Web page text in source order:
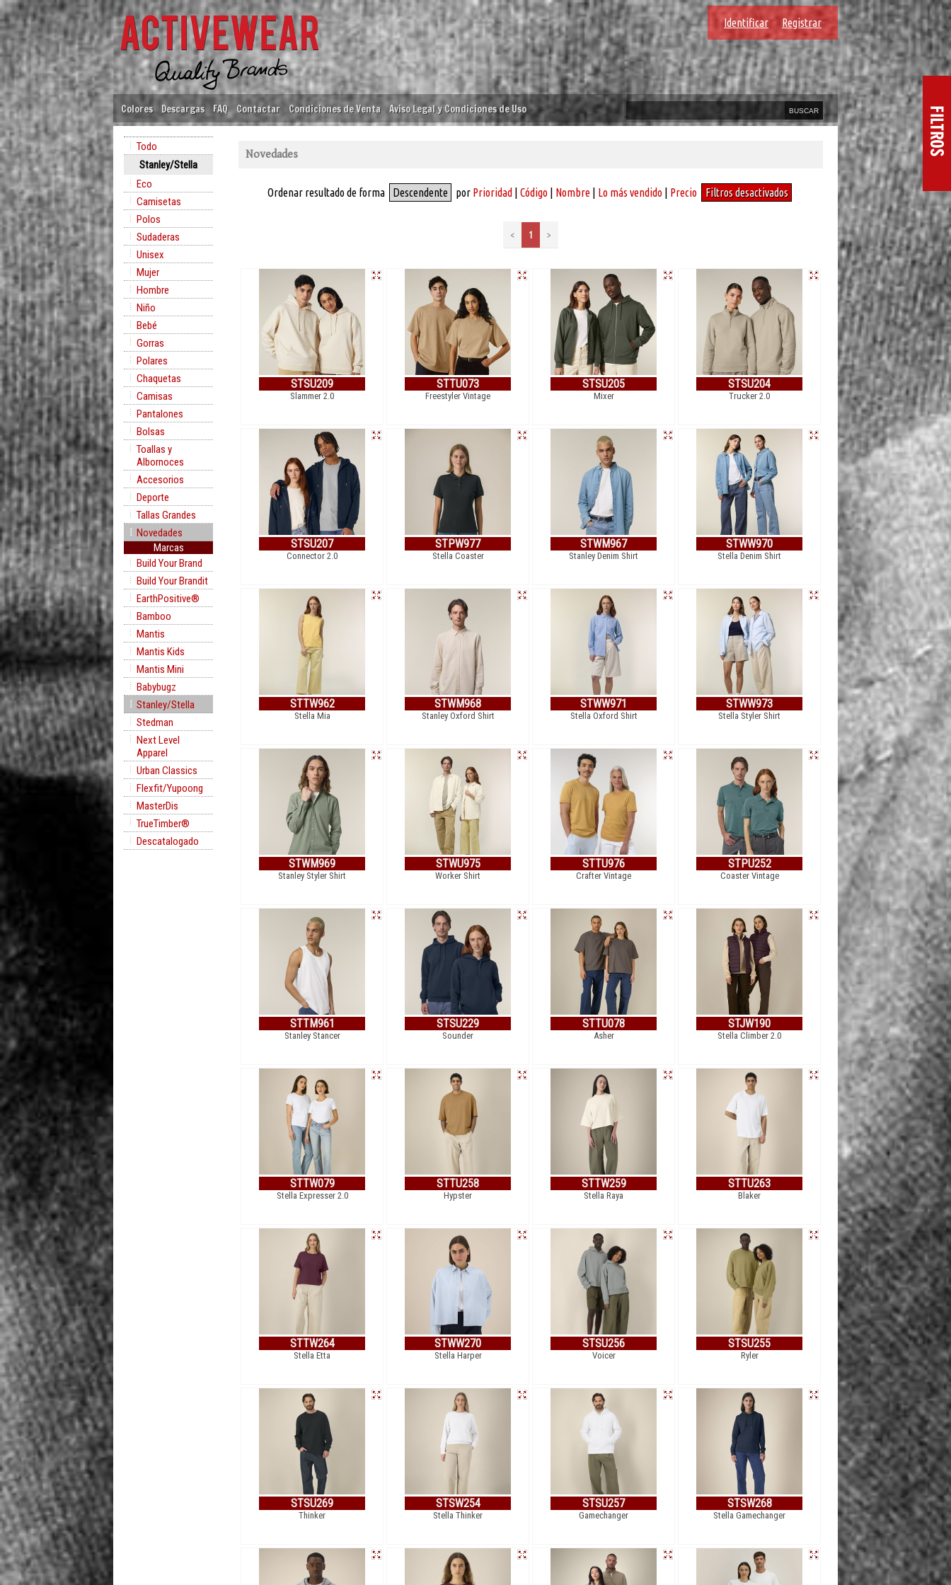
Identificar Registrar
Colores Descargas FAQ Contactar Condiciones de Venta Aviso Legal y Condiciones de Uso
Todo
Stanley/Stella
Eco
Camisetas
Polos
Sudaderas
Unisex
Mujer
Hombre
Niño
Bebé
Gorras
Polares
Chaquetas
Camisas
Pantalones
Bolsas
Toallas y
Albornoces
Accesorios
Deporte
Tallas Grandes
Novedades
Marcas
Build Your Brand
Build Your Brandit
EarthPositive®
Bamboo
Mantis
Mantis Kids
Mantis Mini
Babybugz
Stanley/Stella
Stedman
Next Level
Apparel
Urban Classics
Flexfit/Yupoong
MasterDis
TrueTimber®
Descatalogado
Novedades
Ordenar resultado de forma Descendente por Prioridad Código Nombre Lo más vendido Precio Filtros desactivados
< 1 >
STSU209
Slammer 2.0
STTU073
Freestyler Vintage
STSU205
Mixer
STSU204
Trucker 2.0
STSU207
Connector 2.0
STPW977
Stella Coaster
STWM967
Stanley Denim Shirt
STWW970
Stella Denim Shirt
STTW962
Stella Mia
STWM968
Stanley Oxford Shirt
STWW971
Stella Oxford Shirt
STWW973
Stella Styler Shirt
STWM969
Stanley Styler Shirt
STWU975
Worker Shirt
STTU976
Crafter Vintage
STPU252
Coaster Vintage
STTM961
Stanley Stancer
STSU229
Sounder
STTU078
Asher
STJW190
Stella Climber 2.0
STTW079
Stella Expresser 2.0
STTU258
Hypster
STTW259
Stella Raya
STTU263
Blaker
STTW264
Stella Etta
STWW270
Stella Harper
STSU256
Voicer
STSU255
Ryler
STSU269
Thinker
STSW254
Stella Thinker
STSU257
Gamechanger
STSW268
Stella Gamechanger